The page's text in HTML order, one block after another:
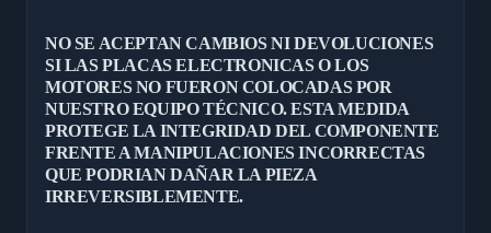
NO SE ACEPTAN CAMBIOS NI DEVOLUCIONES
SI LAS PLACAS ELECTRONICAS O LOS
MOTORES NO FUERON COLOCADAS POR
NUESTRO EQUIPO TÉCNICO. ESTA MEDIDA
PROTEGE LA INTEGRIDAD DEL COMPONENTE
FRENTE A MANIPULACIONES INCORRECTAS
QUE PODRIAN DAÑAR LA PIEZA
IRREVERSIBLEMENTE.